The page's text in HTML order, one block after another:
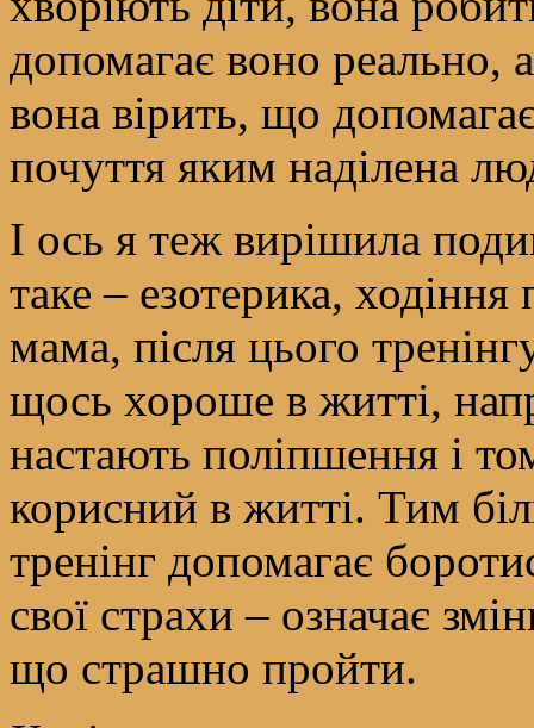
допомагає воно реально,
вона вірить, що
почуття яким наділена
І ось я теж вирішила
таке – езотерика,
мама, після цього
щось хороше в житті,
настають поліпшення і
корисний в житті. Тим
тренінг допомагає
свої страхи – означає
що страшно пройти.